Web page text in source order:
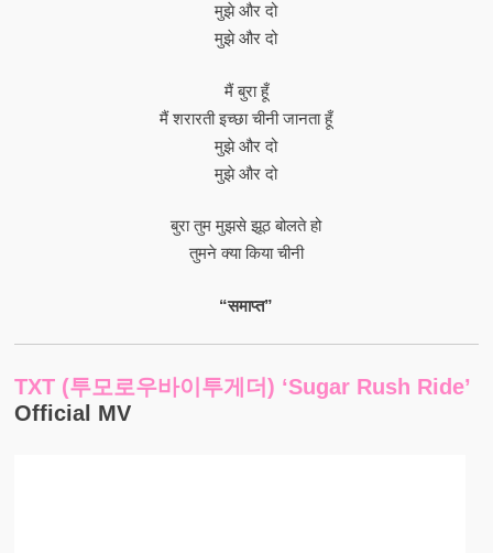
मुझे और दो
मुझे और दो
मैं बुरा हूँ
मैं शरारती इच्छा चीनी जानता हूँ
मुझे और दो
मुझे और दो
बुरा तुम मुझसे झूठ बोलते हो
तुमने क्या किया चीनी
“समाप्त”
TXT (투모로우바이투게더) ‘Sugar Rush Ride’
Official MV